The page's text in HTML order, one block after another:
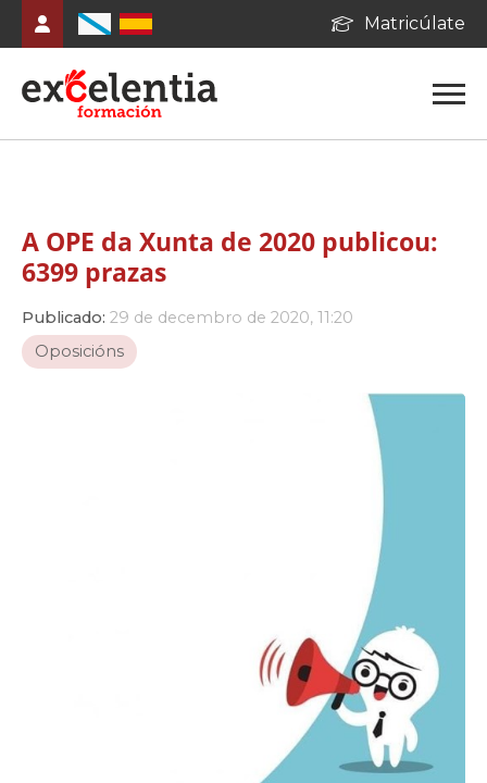
Matricúlate
A OPE da Xunta de 2020 publicou:
6399 prazas
Publicado: 29 de decembro de 2020, 11:20
Oposicións